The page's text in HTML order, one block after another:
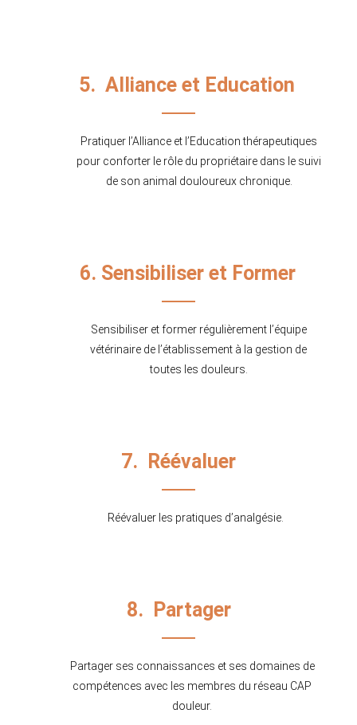
5. Alliance et Education
Pratiquer l’Alliance et l’Education thérapeutiques
pour conforter le rôle du propriétaire dans le suivi
de son animal douloureux chronique.
6. Sensibiliser et Former
Sensibiliser et former régulièrement l’équipe
vétérinaire de l’établissement à la gestion de
toutes les douleurs.
7. Réévaluer
Réévaluer les pratiques d’analgésie.
8. Partager
Partager ses connaissances et ses domaines de
compétences avec les membres du réseau CAP
douleur.